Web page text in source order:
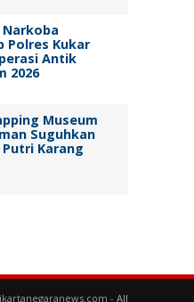
Narkoba
Polres Kukar
Antik
2026
Museum
Suguhkan
Karang
- All